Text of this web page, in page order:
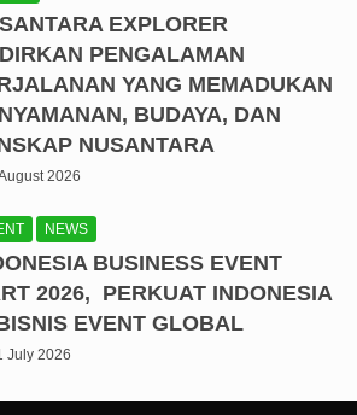
EXPLORER
PENGALAMAN
YANG MEMADUKAN
BUDAYA, DAN
NUSANTARA
2026
NEWS
BUSINESS EVENT
2026, PERKUAT INDONESIA
EVENT GLOBAL
July 2026